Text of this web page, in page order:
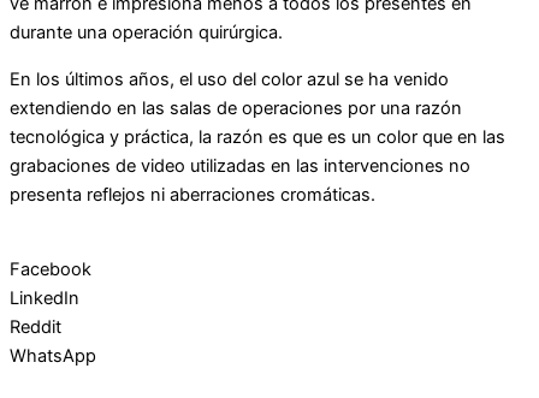
durante una operación quirúrgica.
En los últimos años, el uso del color azul se ha venido
extendiendo en las salas de operaciones por una razón
tecnológica y práctica, la razón es que es un color que en las
grabaciones de video utilizadas en las intervenciones no
presenta reflejos ni aberraciones cromáticas.
Facebook
LinkedIn
Reddit
WhatsApp